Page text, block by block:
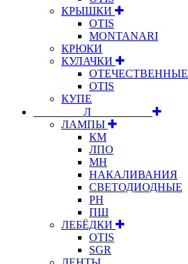
КРЫШКИ
OTIS
MONTANARI
КРЮКИ
КУЛАЧКИ
ОТЕЧЕСТВЕННЫЕ
OTIS
КУПЕ
⠀⠀⠀⠀⠀⠀Л⠀⠀⠀⠀⠀⠀⠀
ЛАМПЫ
КМ
ЛПО
МН
НАКАЛИВАНИЯ
СВЕТОДИОДНЫЕ
РН
ПШ
ЛЕБЁДКИ
OTIS
SGR